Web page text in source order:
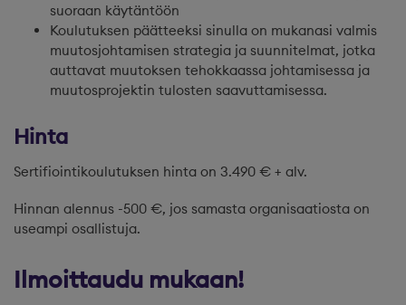
suoraan käytäntöön
Koulutuksen päätteeksi sinulla on mukanasi valmis
muutosjohtamisen strategia ja suunnitelmat, jotka
auttavat muutoksen tehokkaassa johtamisessa ja
muutosprojektin tulosten saavuttamisessa.
Hinta
Sertifiointikoulutuksen hinta on 3.490 € + alv.
Hinnan alennus -500 €, jos samasta organisaatiosta on
useampi osallistuja.
Ilmoittaudu mukaan!